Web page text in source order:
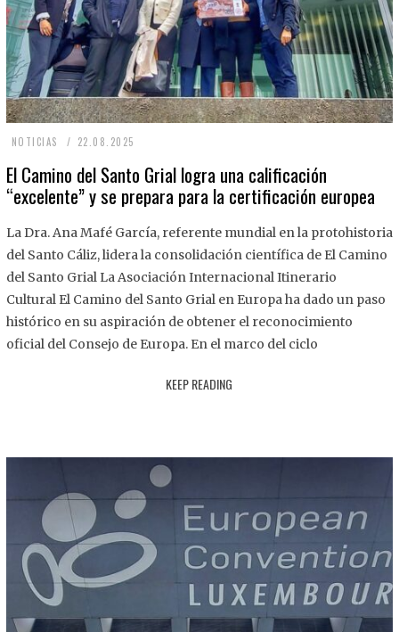
NOTICIAS 22.08.2025
.
8
2
2
El Camino del Santo Grial logra una calificación
“excelente” y se prepara para la certificación europea
La Dra. Ana Mafé García, referente mundial en la protohistoria
del Santo Cáliz, lidera la consolidación científica de El Camino
del Santo Grial La Asociación Internacional Itinerario
Cultural El Camino del Santo Grial en Europa ha dado un paso
histórico en su aspiración de obtener el reconocimiento
oficial del Consejo de Europa. En el marco del ciclo
KEEP READING